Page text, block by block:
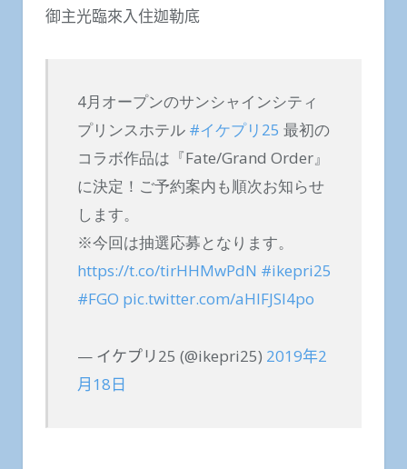
御主光臨來入住迦勒底
4月オープンのサンシャインシティ
プリンスホテル #イケプリ25 最初の
コラボ作品は『Fate/Grand Order』
に決定！ご予約案内も順次お知らせ
します。
※今回は抽選応募となります。
https://t.co/tirHHMwPdN #ikepri25
#FGO pic.twitter.com/aHIFJSl4po
— イケプリ25 (@ikepri25) 2019年2
月18日